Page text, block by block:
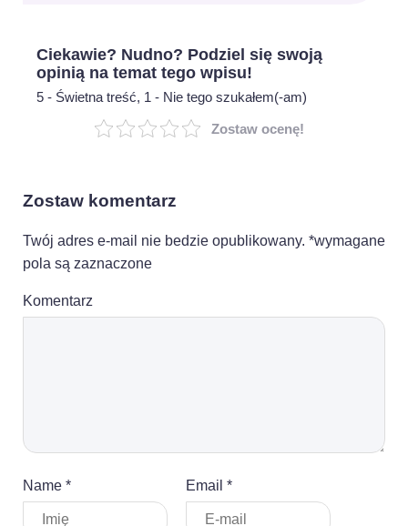
Ciekawie? Nudno? Podziel się swoją
opinią na temat tego wpisu!
5 - Świetna treść, 1 - Nie tego szukałem(-am)
Zostaw ocenę!
Zostaw komentarz
Twój adres e-mail nie bedzie opublikowany. *wymagane
pola są zaznaczone
Komentarz
Name * Email *